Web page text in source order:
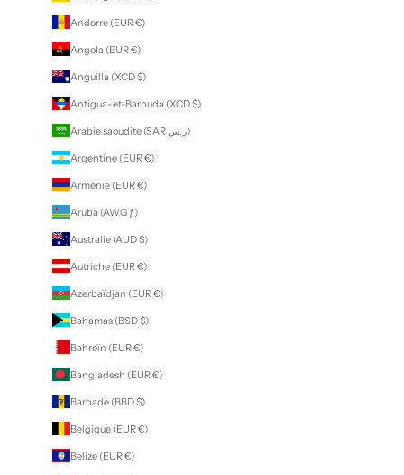
Andorre (EUR €)
Angola (EUR €)
Anguilla (XCD $)
Antigua-et-Barbuda (XCD $)
Arabie saoudite (SAR ر.س)
Argentine (EUR €)
Arménie (EUR €)
Aruba (AWG ƒ)
Australie (AUD $)
Autriche (EUR €)
Azerbaïdjan (EUR €)
Bahamas (BSD $)
Bahreïn (EUR €)
Bangladesh (EUR €)
Barbade (BBD $)
Belgique (EUR €)
Belize (EUR €)